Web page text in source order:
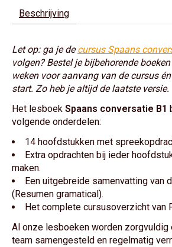
Beschrijving
Let op: ga je decursus Spaans
volgen? Bestel je bijbehorende
weken voor aanvang van de cursus
start. Zo heb je altijd de laatste versie.
Het lesboek Spaans conversatie B1
volgende onderdelen:
14 hoofdstukken met
Extra opdrachten bij ieder
maken.
Een uitgebreide samenvatting van
(Resumen gramatical).
Het complete cursusoverzicht van
Al onze lesboeken worden zorgvuldig
team samengesteld en regelmatig